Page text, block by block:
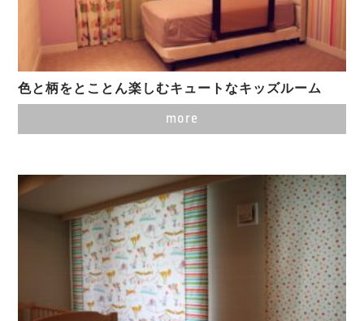
色と柄をとことん楽しむキュートなキッズルーム
more